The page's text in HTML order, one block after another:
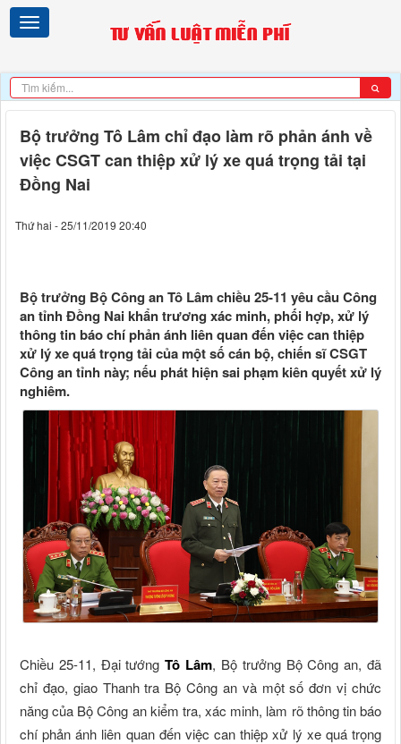
Bộ trưởng Tô Lâm chỉ đạo làm rõ phản ánh về
việc CSGT can thiệp xử lý xe quá trọng tải tại
Đồng Nai
Thứ hai - 25/11/2019 20:40
Bộ trưởng Bộ Công an Tô Lâm chiều 25-11 yêu cầu Công
an tỉnh Đồng Nai khẩn trương xác minh, phối hợp, xử lý
thông tin báo chí phản ánh liên quan đến việc can thiệp
xử lý xe quá trọng tải của một số cán bộ, chiến sĩ CSGT
Công an tỉnh này; nếu phát hiện sai phạm kiên quyết xử lý
nghiêm.
Chiều 25-11, Đại tướngTô Lâm, Bộ trưởng Bộ Công an, đã
chỉ đạo, giao Thanh tra Bộ Công an và một số đơn vị chức
năng của Bộ Công an kiểm tra, xác minh, làm rõ thông tin báo
chí phản ánh liên quan đến việc can thiệp xử lý xe quá trọng